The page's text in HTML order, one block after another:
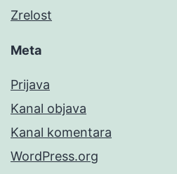
Zrelost
Meta
Prijava
Kanal objava
Kanal komentara
WordPress.org